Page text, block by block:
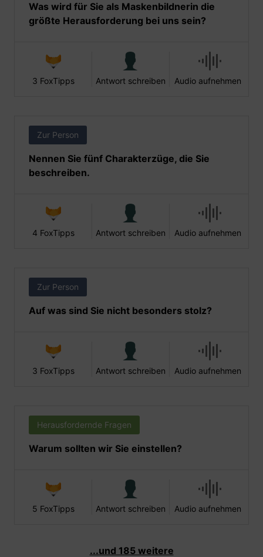
Was wird für Sie als Maskenbildnerin die
größte Herausforderung bei uns sein?
3 FoxTipps Antwort schreiben Audio aufnehmen
Zur Person
Nennen Sie fünf Charakterzüge, die Sie
beschreiben.
4 FoxTipps Antwort schreiben Audio aufnehmen
Zur Person
Auf was sind Sie nicht besonders stolz?
3 FoxTipps Antwort schreiben Audio aufnehmen
Herausfordernde Fragen
Warum sollten wir Sie einstellen?
5 FoxTipps Antwort schreiben Audio aufnehmen
...und 185 weitere